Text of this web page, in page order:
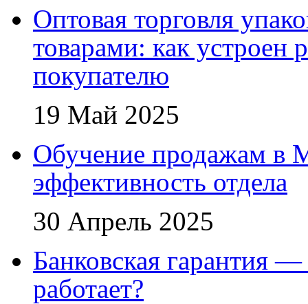
Оптовая торговля
товарами: как устроен
покупателю
19 Май 2025
Обучение продажам в
эффективность отдела
30 Апрель 2025
Банковская гарантия
работает?